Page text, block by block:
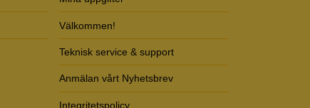
Välkommen!
Teknisk service & support
Anmälan vårt Nyhetsbrev
Integritetspolicy